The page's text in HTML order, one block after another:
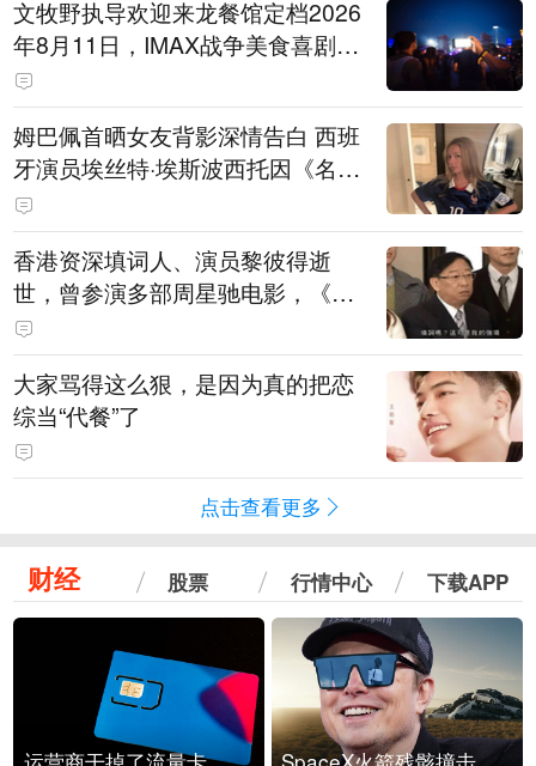
文牧野执导欢迎来龙餐馆定档2026
年8月11日，IMAX战争美食喜剧温
情上映
姆巴佩首晒女友背影深情告白 西班
牙演员埃丝特·埃斯波西托因《名校
风暴》走红
香港资深填词人、演员黎彼得逝
世，曾参演多部周星驰电影，《财
神到》由他填词
大家骂得这么狠，是因为真的把恋
综当“代餐”了
点击查看更多
财经 股票 行情中心 下载APP
运营商干掉了流量卡，他们真的玩不起了 SpaceX火箭残骸撞击月球